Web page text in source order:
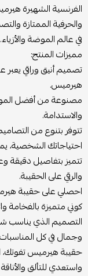
الفرنسية الشهيرة
والحرفية الممتازة
في عالم الموضة والأزياء.
مميزات المنتج:
تصميم أنيق وراقي يعبر
هيرميس.
مصنوعة من أفضل
والاستدامة.
تتوفر بتنوع من
احتياجاتك الشخصية،
تتميز بتفاصيل دقيقة
والرقي على الحقيبة.
احصلي على حقيبة
كوني متميزة بالفخامة
التصميم الذي يناسب
وجمال في كل
حقيبة هيرميس
واستعدي للتألق